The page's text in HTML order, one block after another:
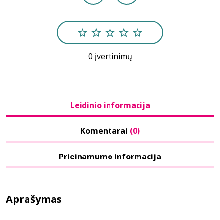
0 įvertinimų
Leidinio informacija
Komentarai (0)
Prieinamumo informacija
Aprašymas